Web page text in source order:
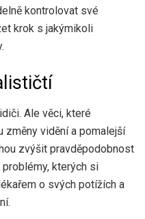
kontrolovat své
krok s jakýmikoli
Ale věci, které
změny vidění a pomalejší
zvýšit pravděpodobnost
problémy, kterých si
o svých potížích a